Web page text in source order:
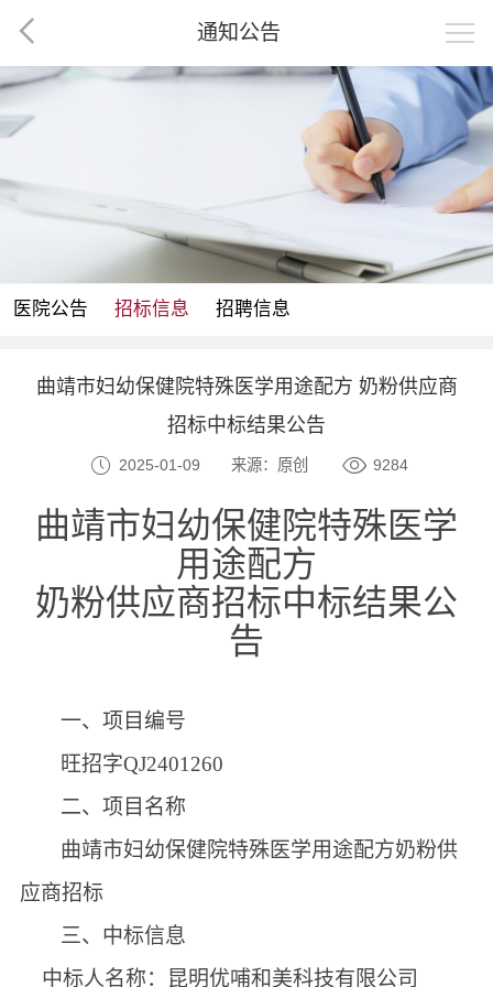
通知公告
医院公告 招标信息 招聘信息
曲靖市妇幼保健院特殊医学用途配方 奶粉供应商
招标中标结果公告
2025-01-09 来源：原创 9284
曲靖市妇幼保健院特殊医学
用途配方
奶粉供应商招标中标结果公
告
一、 项目编号
旺招字QJ2401260
二、 项目名称
曲靖市妇幼保健院特殊医学用途配方奶粉供
应商招标
三、中标信息
中标人名称： 昆明优哺和美科技有限公司